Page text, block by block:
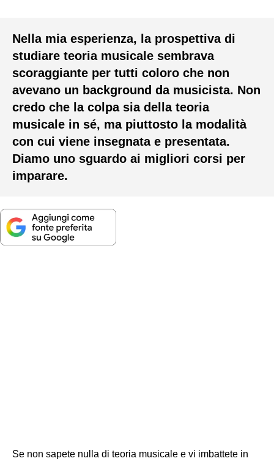
Nella mia esperienza, la prospettiva di
studiare teoria musicale sembrava
scoraggiante per tutti coloro che non
avevano un background da musicista. Non
credo che la colpa sia della teoria
musicale in sé, ma piuttosto la modalità
con cui viene insegnata e presentata.
Diamo uno sguardo ai migliori corsi per
imparare.
Se non sapete nulla di teoria musicale e vi imbattete in